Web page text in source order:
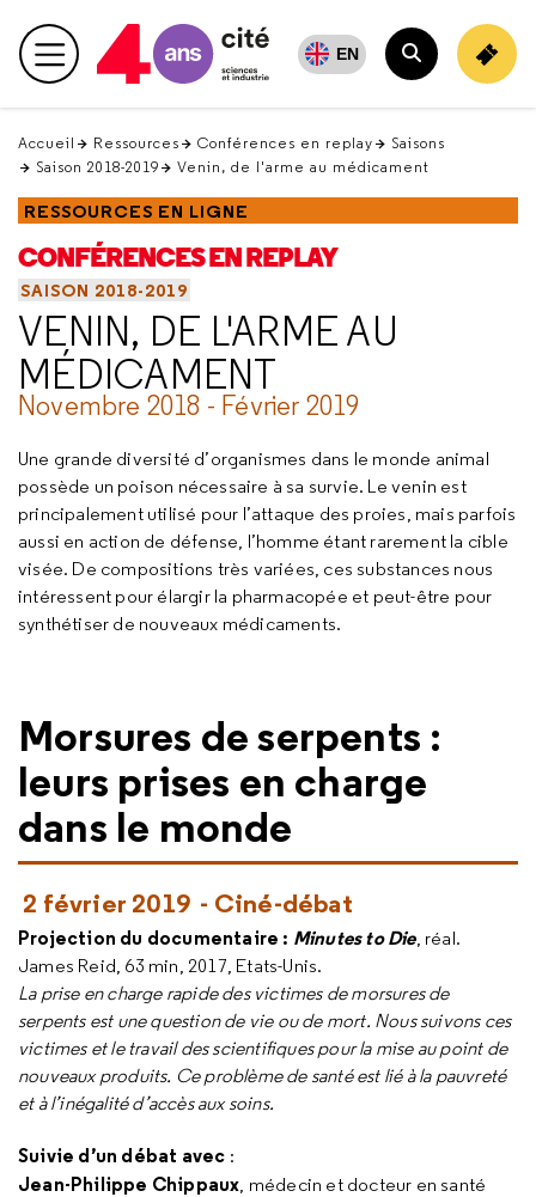
en
haut Menu principal EN
Rechercher
Accueil Ressources Conférences en replay
Saisons
Saison 2018-2019
Venin, de l'arme au médicament
RESSOURCES EN LIGNE
CONFÉRENCES EN REPLAY
SAISON 2018-2019
VENIN, DE L'ARME AU
MÉDICAMENT
Novembre 2018 - Février 2019
Une grande diversité d’organismes dans le monde animal
possède un poison nécessaire à sa survie. Le venin est
principalement utilisé pour l’attaque des proies, mais parfois
aussi en action de défense, l’homme étant rarement la cible
visée. De compositions très variées, ces substances nous
intéressent pour élargir la pharmacopée et peut-être pour
synthétiser de nouveaux médicaments.
Morsures de serpents :
leurs prises en charge
dans le monde
2 février 2019 - Ciné-débat
Projection du documentaire : Minutes to Die, réal.
James Reid, 63 min, 2017, Etats-Unis.
La prise en charge rapide des victimes de morsures de
serpents est une question de vie ou de mort. Nous suivons ces
victimes et le travail des scientifiques pour la mise au point de
nouveaux produits. Ce problème de santé est lié à la pauvreté
et à l’inégalité d’accès aux soins.
Suivie d’un débat avec :
Jean-Philippe Chippaux, médecin et docteur en santé